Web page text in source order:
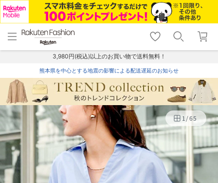
menu home
トップ
shopping_cart lock_outline
ログイン
3,980円(税込)以上のお買い物で送料無料！
熊本県を中心とする地震の影響による配送遅延のお知らせ
1/65